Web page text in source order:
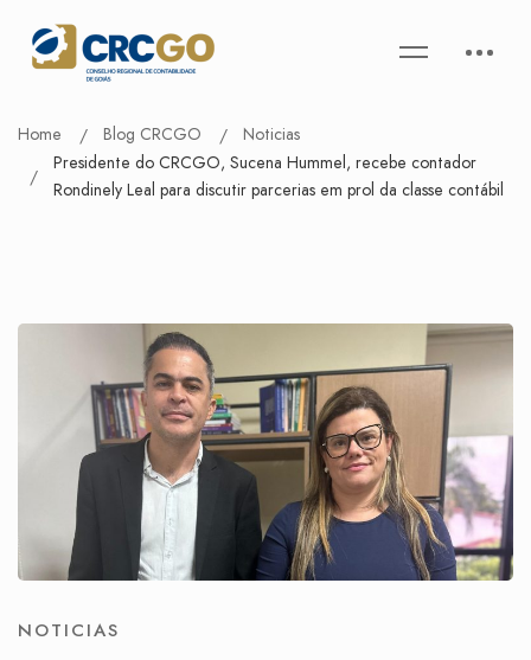
Home Blog CRCGO
Noticias
Presidente do CRCGO, Sucena Hummel, recebe contador
Rondinely Leal para discutir parcerias em prol da classe contábil
NOTICIAS